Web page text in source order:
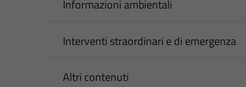
Informazioni ambientali
Interventi straordinari e di emergenza
Altri contenuti